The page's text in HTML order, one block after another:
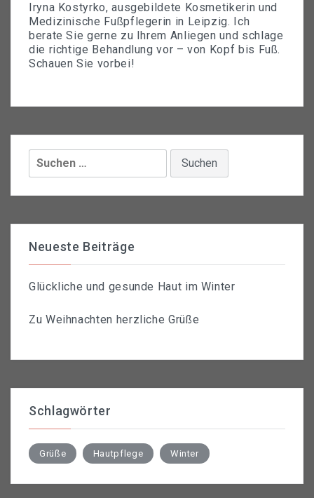
Iryna Kostyrko, ausgebildete Kosmetikerin und
Medizinische Fußpflegerin in Leipzig. Ich
berate Sie gerne zu Ihrem Anliegen und schlage
die richtige Behandlung vor – von Kopf bis Fuß.
Schauen Sie vorbei!
Suchen
nach:
Neueste Beiträge
Glückliche und gesunde Haut im Winter
Zu Weihnachten herzliche Grüße
Schlagwörter
Grüße Hautpflege Winter